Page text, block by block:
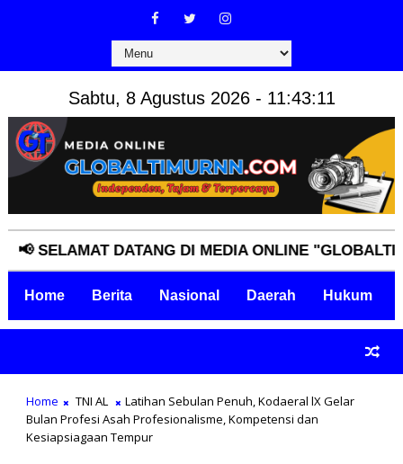
Sabtu, 8 Agustus 2026 - 11:43:12
DATANG DI MEDIA ONLINE
Home Berita Nasional Daerah Hukum
Home TNI AL
Latihan Sebulan Penuh, Kodaeral lX Gelar
Bulan Profesi Asah Profesionalisme, Kompetensi dan
Kesiapsiagaan Tempur